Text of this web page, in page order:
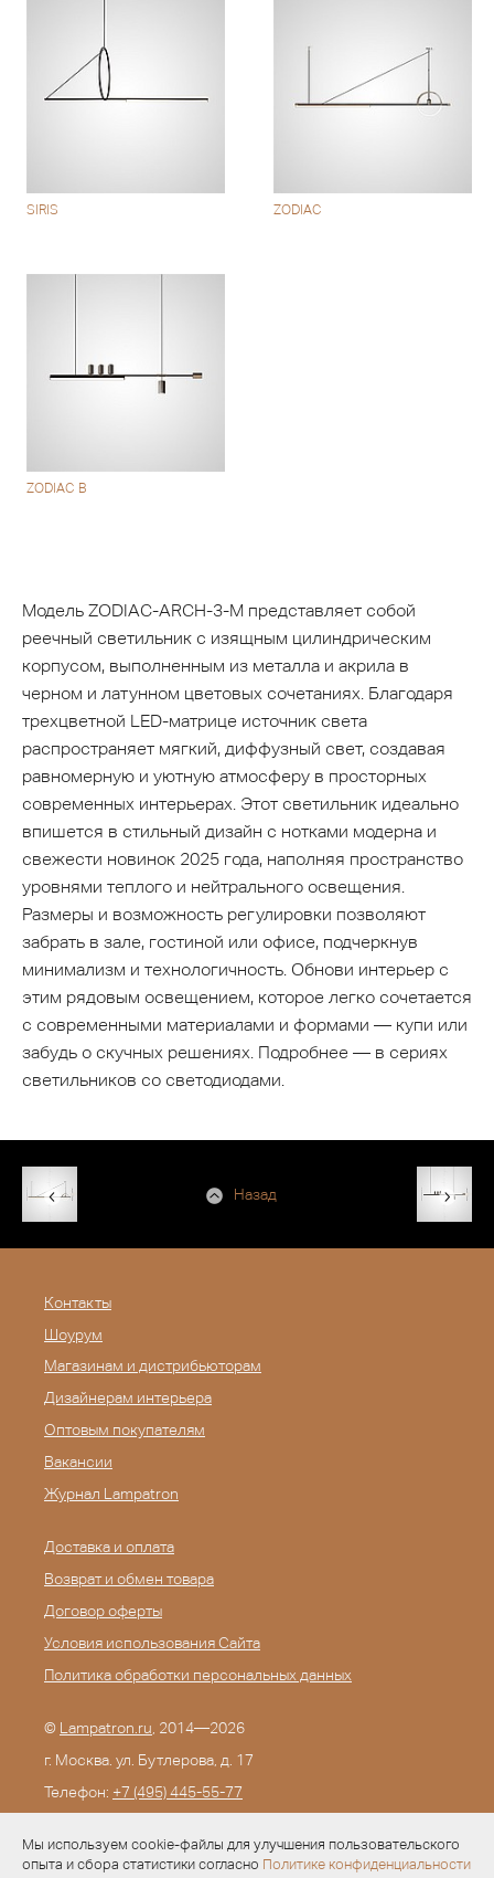
Мы используем cookie-файлы для улучшения пользовательского
опыта и сбора статистики согласно Политике конфиденциальности
SIRIS ZODIAC
ZODIAC B
Модель ZODIAC-ARCH-3-M представляет собой
реечный светильник с изящным цилиндрическим
корпусом, выполненным из металла и акрила в
черном и латунном цветовых сочетаниях. Благодаря
трехцветной LED-матрице источник света
распространяет мягкий, диффузный свет, создавая
равномерную и уютную атмосферу в просторных
современных интерьерах. Этот светильник идеально
впишется в стильный дизайн с нотками модерна и
свежести новинок 2025 года, наполняя пространство
уровнями теплого и нейтрального освещения.
Размеры и возможность регулировки позволяют
забрать в зале, гостиной или офисе, подчеркнув
минимализм и технологичность. Обнови интерьер с
этим рядовым освещением, которое легко сочетается
с современными материалами и формами — купи или
забудь о скучных решениях. Подробнее — в сериях
светильников со светодиодами.
Назад
Контакты
Шоурум
Магазинам и дистрибьюторам
Дизайнерам интерьера
Оптовым покупателям
Вакансии
Журнал Lampatron
Доставка и оплата
Возврат и обмен товара
Договор оферты
Условия использования Сайта
Политика обработки персональных данных
© Lampatron.ru, 2014—2026
г. Москва. ул. Бутлерова, д. 17
Телефон: +7 (495) 445-55-77